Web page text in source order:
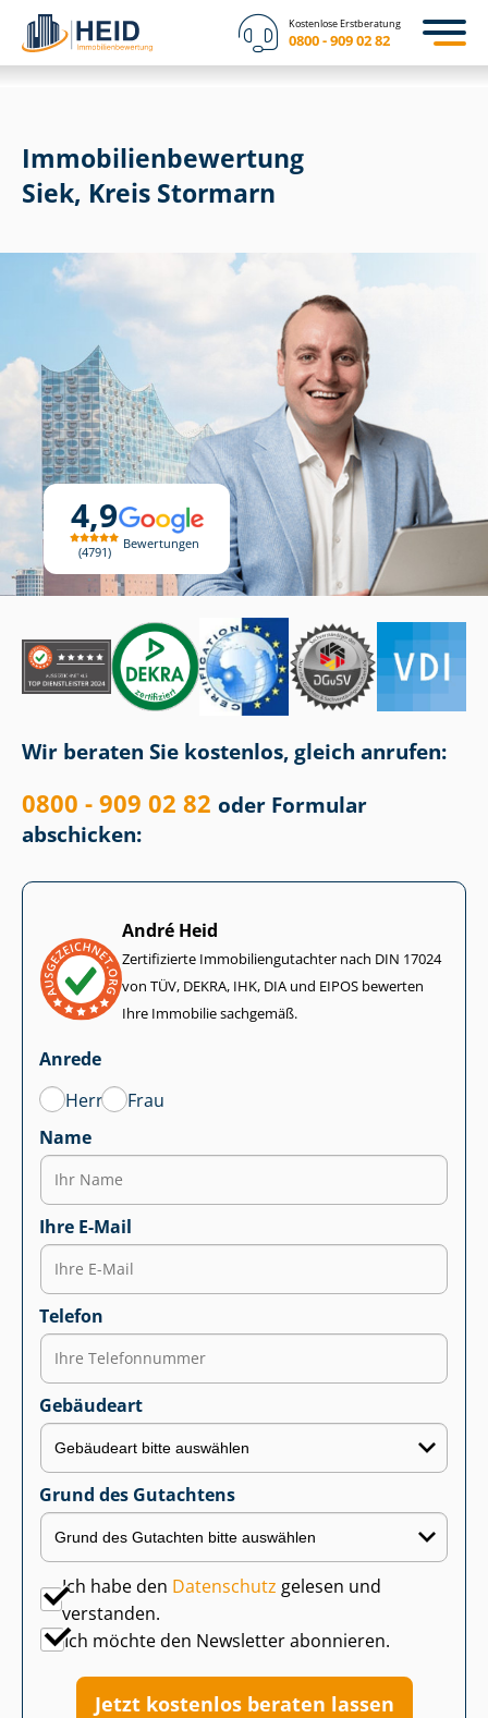
Kostenlose Erstberatung
0800 - 909 02 82
4,9
4791
Bewertungen
Immobilien­bewertung
Siek, Kreis Stormarn
Wir beraten Sie kostenlos, gleich anrufen:
0800 - 909 02 82 oder Formular
abschicken:
André Heid
Zertifizierte Im­mo­bi­li­en­gut­ach­ter nach DIN 17024
von TÜV, DEKRA, IHK, DIA und EIPOS bewerten
Ihre Immobilie sachgemäß.
Anrede
Herr
Frau
Name
Ihre E-Mail
Telefon
Gebäudeart
Grund des Gutachtens
Ich habe den Datenschutz gelesen und
verstanden.
Ich möchte den Newsletter abonnieren.
Jetzt kostenlos beraten lassen